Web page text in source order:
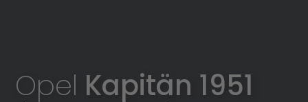
Opel Kapitän 1951